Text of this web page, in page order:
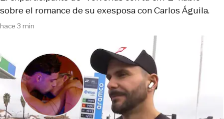
hace 3 min
sobre el romance de su exesposa con Carlos Águila.